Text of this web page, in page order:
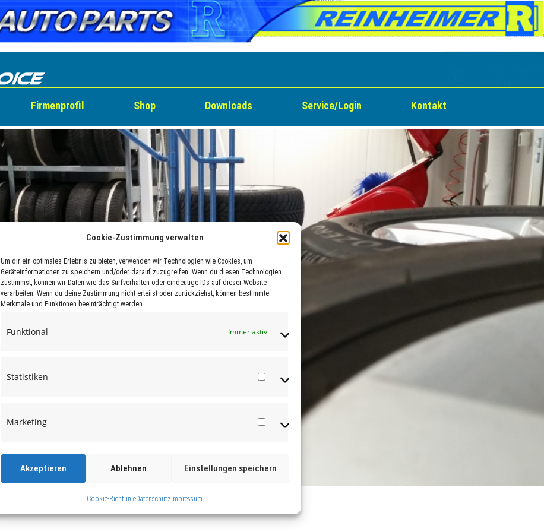
Cookie-Zustimmung verwalten
Um dir ein optimales Erlebnis zu bieten, verwenden wir Technologien wie Cookies, um
Geräteinformationen zu speichern und/oder darauf zuzugreifen. Wenn du diesen Technologien
zustimmst, können wir Daten wie das Surfverhalten oder eindeutige IDs auf dieser Website
verarbeiten. Wenn du deine Zustimmung nicht erteilst oder zurückziehst, können bestimmte
Merkmale und Funktionen beeinträchtigt werden.
Funktional Immer aktiv
Statistiken Statistiken
Marketing Marketing
Akzeptieren Ablehnen Einstellungen speichern
Cookie-RichtlinieDatenschutzImpressum
Firmenprofil Shop Downloads Service/Login Kontakt